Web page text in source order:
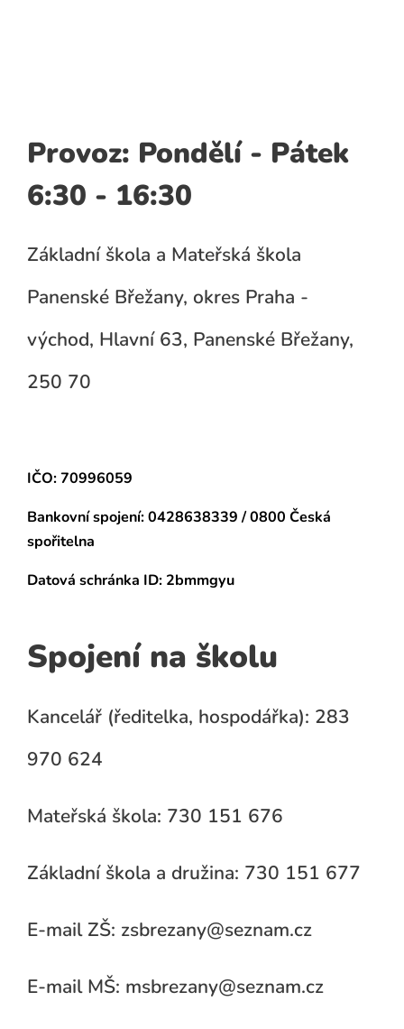
Provoz: Pondělí - Pátek
6:30 - 16:30
Základní škola a Mateřská škola
Panenské Břežany, okres Praha -
východ, Hlavní 63, Panenské Břežany,
250 70
IČO: 70996059
Bankovní spojení:0428638339 / 0800 Česká
spořitelna
Datová schránka ID: 2bmmgyu
Spojení na školu
Kancelář (ředitelka, hospodářka): 283
970 624
Mateřská škola: 730 151 676
Základní škola a družina: 730 151 677
E-mail ZŠ: zsbrezany@seznam.cz
E-mail MŠ: msbrezany@seznam.cz